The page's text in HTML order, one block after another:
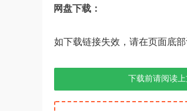
网盘下载：
如下载链接失效，请在页面底
下载前请阅读